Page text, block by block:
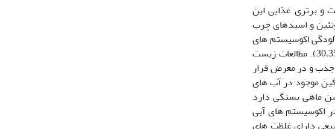
و برتری غذایی این
زیرا حاوی مقادیر بالایی پروتئین و اسیدهای چرب
تقاضا، افزایش روند آلودگی اکوسیستم های
دریایی بشکلی جدی، احتمال بروز مشکلات کیفی در این منبع ارزشمند غذایی را تشدید کرده است (30،35،41). مطالعات زیست
(48،43). غذا بعنوان راه اصلی جذب و در معرض قرار
فلزات سنگین موجود در آب های
سن ماهی بستگی دارد
در اکوسیستم های آبی
طبیعی دارای غلظت های